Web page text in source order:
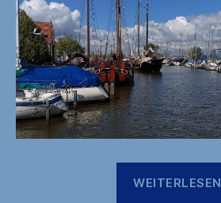
WEITERLESEN